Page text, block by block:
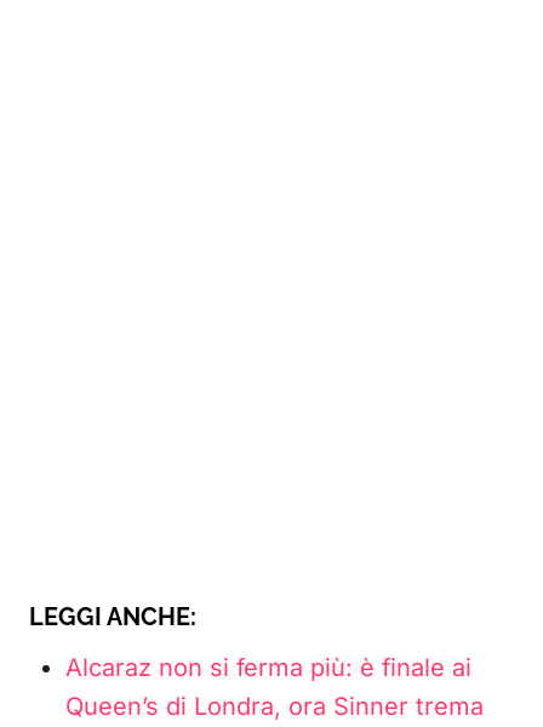
LEGGI ANCHE:
Alcaraz non si ferma più: è finale ai
Queen’s di Londra, ora Sinner trema